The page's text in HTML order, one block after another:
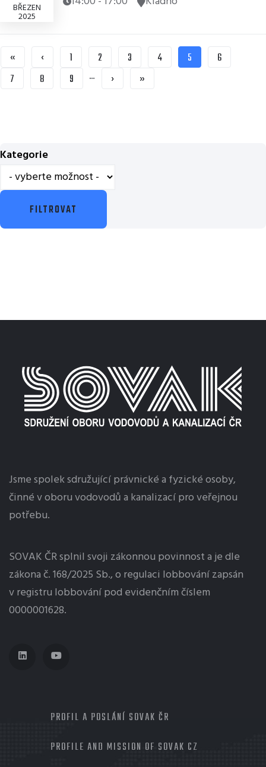
BŘEZEN
2025
FIRST
PAGE
«
PŘEDCHOZÍ
STRÁNKA
‹ STRÁNKA
1 STRÁNKA
2 STRÁNKA
3 STRÁNKA
4
AKTUÁLNÍ
5 STRÁNKA
6
STRÁNKA
7 STRÁNKA
8 STRÁNKA
9 …
NÁSLEDUJÍCÍ
›
POSLEDNÍ
»
Kategorie
Jsme spolek sdružující právnické a fyzické osoby,
činné v oboru vodovodů a kanalizací pro veřejnou
potřebu.
SOVAK ČR splnil svoji zákonnou povinnost a je dle
zákona č. 168/2025 Sb., o regulaci lobbovánízapsán
v registru lobbování pod evidenčním číslem
0000001628.
PROFIL A POSLÁNÍ SOVAK ČR
PROFILE AND MISSION OF SOVAK CZ